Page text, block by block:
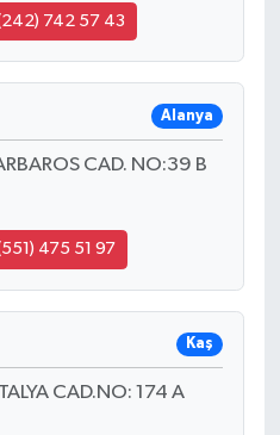
742 57 43
Alanya
CAD. NO:39 B
475 51 97
Kaş
CAD.NO: 174 A